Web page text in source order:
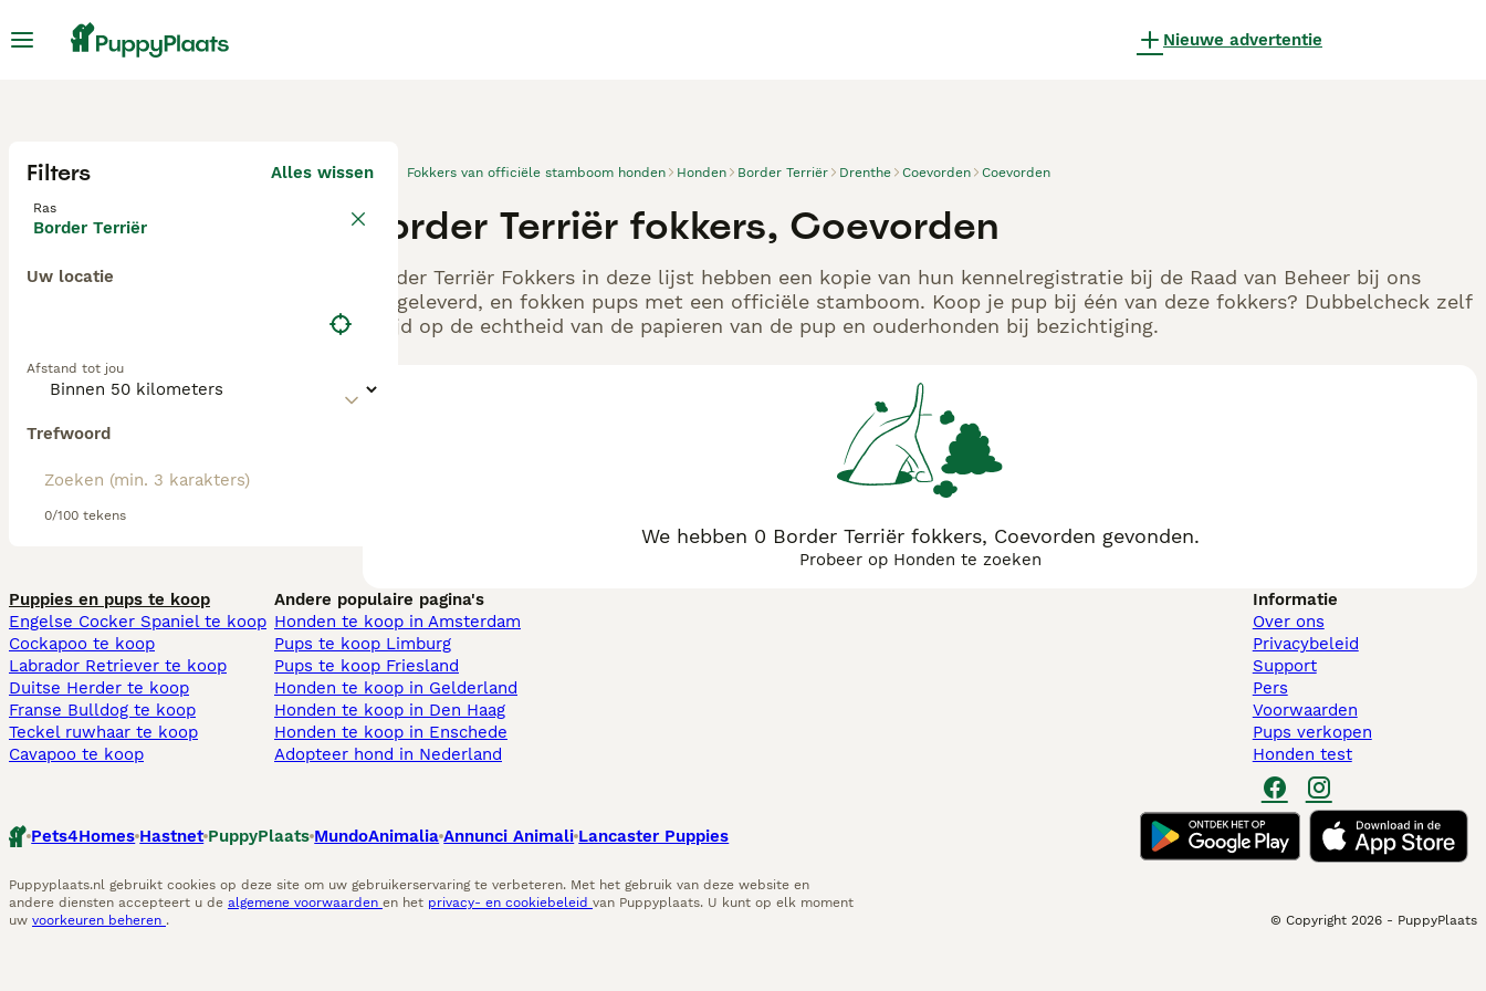
Nieuwe advertentie
Filters Alles wissen
Ras
Border Terriër
Uw locatie
Afstand tot jou
Trefwoord
0/100 tekens
Fokkers van officiële stamboom honden Honden Border Terriër Drenthe Coevorden Coevorden
Border Terriër fokkers, Coevorden
Border Terriër Fokkers in deze lijst hebben een kopie van hun kennelregistratie bij de Raad van Beheer bij ons
aangeleverd, en fokken pups met een officiële stamboom. Koop je pup bij één van deze fokkers? Dubbelcheck zelf
altijd op de echtheid van de papieren van de pup en ouderhonden bij bezichtiging.
We hebben 0 Border Terriër fokkers, Coevorden gevonden.
Probeer op Honden te zoeken
Puppies en pups te koop
Engelse Cocker Spaniel te koop
Cockapoo te koop
Labrador Retriever te koop
Duitse Herder te koop
Franse Bulldog te koop
Teckel ruwhaar te koop
Cavapoo te koop
Andere populaire pagina's
Honden te koop in Amsterdam
Pups te koop Limburg​
Pups te koop Friesland​
Honden te koop in Gelderland
Honden te koop in Den Haag
Honden te koop in Enschede
Adopteer hond in Nederland
Informatie
Over ons
Privacybeleid
Support
Pers
Voorwaarden
Pups verkopen
Honden test
Pets4Homes Hastnet PuppyPlaats MundoAnimalia Annunci Animali Lancaster Puppies
Puppyplaats.nl gebruikt cookies op deze site om uw gebruikerservaring te verbeteren. Met het gebruik van deze website en
andere diensten accepteert u de algemene voorwaarden en het privacy- en cookiebeleid van Puppyplaats. U kunt op elk moment
uw voorkeuren beheren . © Copyright 2026 - PuppyPlaats